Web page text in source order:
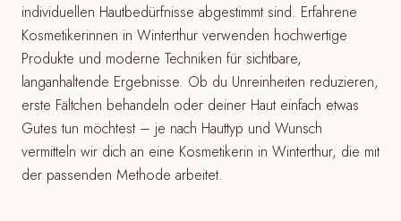
individuellen Hautbedürfnisse abgestimmt sind. Erfahrene
Kosmetikerinnen in Winterthur verwenden hochwertige
Produkte und moderne Techniken für sichtbare,
langanhaltende Ergebnisse. Ob du Unreinheiten reduzieren,
erste Fältchen behandeln oder deiner Haut einfach etwas
Gutes tun möchtest – je nach Hauttyp und Wunsch
vermitteln wir dich an eine Kosmetikerin in Winterthur, die mit
der passenden Methode arbeitet.